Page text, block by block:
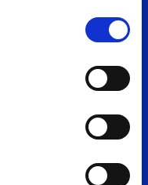
obre inscripcions
una fita en la